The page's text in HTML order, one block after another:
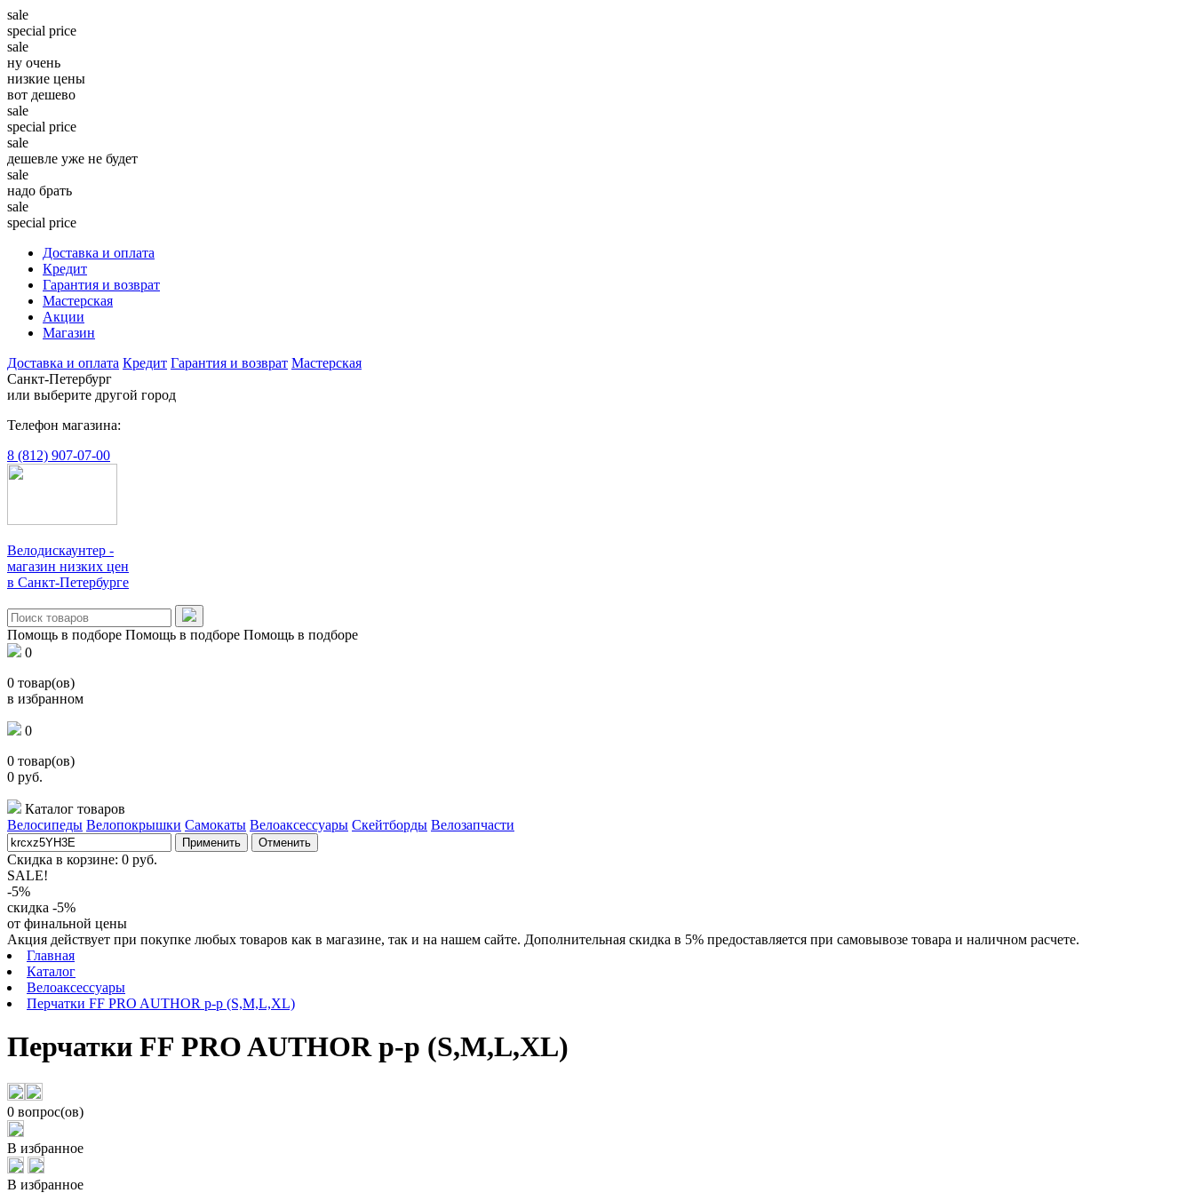
sale
special price
sale
ну очень
низкие цены
вот дешево
sale
special price
sale
дешевле уже не будет
sale
надо брать
sale
special price
Доставка и оплата
Кредит
Гарантия и возврат
Мастерская
Акции
Магазин
Доставка и оплата Кредит Гарантия и возврат Мастерская
Санкт-Петербург
или выберите другой город
Телефон магазина:
8 (812) 907-07-00
Велодискаунтер -
магазин низких цен
в Санкт-Петербурге
Помощь в подборе Помощь в подборе Помощь в подборе
0
0 товар(ов)
в избранном
0
0 товар(ов)
0 руб.
Каталог товаров
Велосипеды Велопокрышки Самокаты Велоаксессуары Скейтборды Велозапчасти
Применить Отменить
Скидка в корзине: 0 руб.
SALE!
-5%
скидка -5%
от финальной цены
Акция действует при покупке любых товаров как в магазине, так и на нашем сайте. Дополнительная скидка в 5% предоставляется при самовывозе товара и наличном расчете.
Главная
Каталог
Велоаксессуары
Перчатки FF PRO AUTHOR p-p (S,M,L,XL)
Перчатки FF PRO AUTHOR p-p (S,M,L,XL)
0 вопрос(ов)
В избранное
В избранное